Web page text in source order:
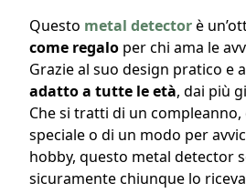
Questo metal detectorè
come regalo per chi ama le
Grazie al suo design pratico e
adatto a tutte le età, dai più
Che si tratti di un compleanno,
speciale o di un modo per
hobby, questo metal detector
sicuramente chiunque lo